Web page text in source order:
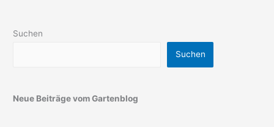
Suchen
Suchen
Neue Beiträge vom Gartenblog